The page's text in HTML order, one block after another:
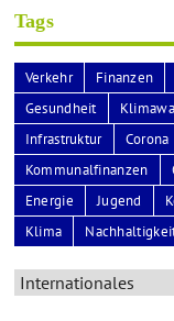
Tags
Verkehr Finanzen
Gesundheit
Infrastruktur
Corona
Kommunalfinanzen
Energie
Jugend
Klima